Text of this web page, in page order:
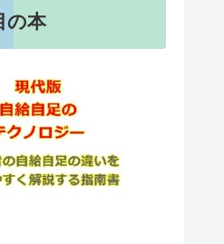
の本